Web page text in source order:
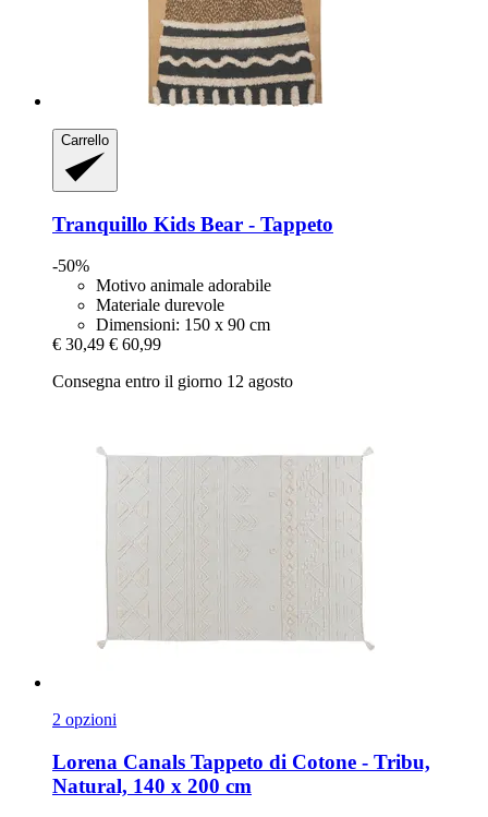
Carrello
Tranquillo Kids Bear -​ Tappeto
-50%
Motivo animale adorabile
Materiale durevole
Dimensioni: 150 x 90 cm
€ 30,49 € 60,99
Consegna entro il giorno 12 agosto
2 opzioni
Lorena Canals Tappeto di Cotone -​ Tribu,
Natural, 140 x 200 cm